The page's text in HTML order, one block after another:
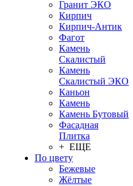
Гранит ЭКО
Кирпич
Кирпич-Антик
Фагот
Камень
Скалистый
Камень
Скалистый ЭКО
Каньон
Камень
Камень Бутовый
Фасадная
Плитка
+ ЕЩЕ
По цвету
Бежевые
Жёлтые